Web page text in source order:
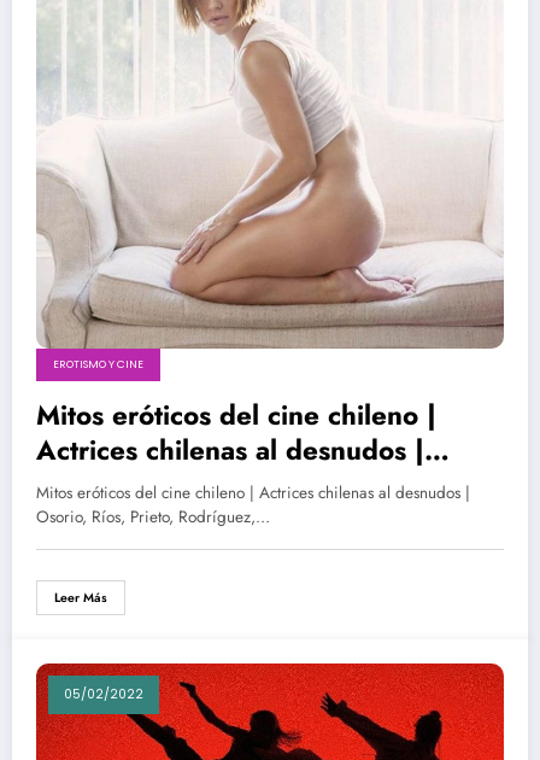
EROTISMO Y CINE
Mitos eróticos del cine chileno |
Actrices chilenas al desnudos |
Osorio, Ríos, Prieto, Rodríguez, Díaz
de Valdés, Reymond, Swett, Oliva,
López, Alegría, Baytelman
Mitos eróticos del cine chileno | Actrices chilenas al desnudos |
Osorio, Ríos, Prieto, Rodríguez,…
Leer Más
05/02/2022